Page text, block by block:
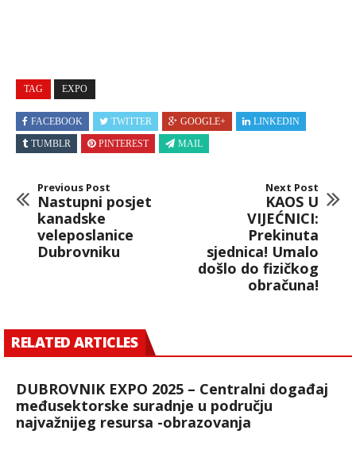
TAG EXPO
FACEBOOK TWITTER GOOGLE+
LINKEDIN
TUMBLR
PINTEREST MAIL
Previous Post
Nastupni posjet
kanadske
veleposlanice
Dubrovniku
Next Post
KAOS U
VIJEĆNICI:
Prekinuta
sjednica! Umalo
došlo do fizičkog
obračuna!
RELATED ARTICLES
DUBROVNIK EXPO 2025 – Centralni događaj
međusektorske suradnje u području
najvažnijeg resursa -obrazovanja